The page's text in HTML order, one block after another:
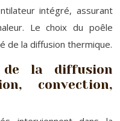
intégré, assurant
Le choix du poêle
de la diffusion thermique.
de la diffusion
convection,